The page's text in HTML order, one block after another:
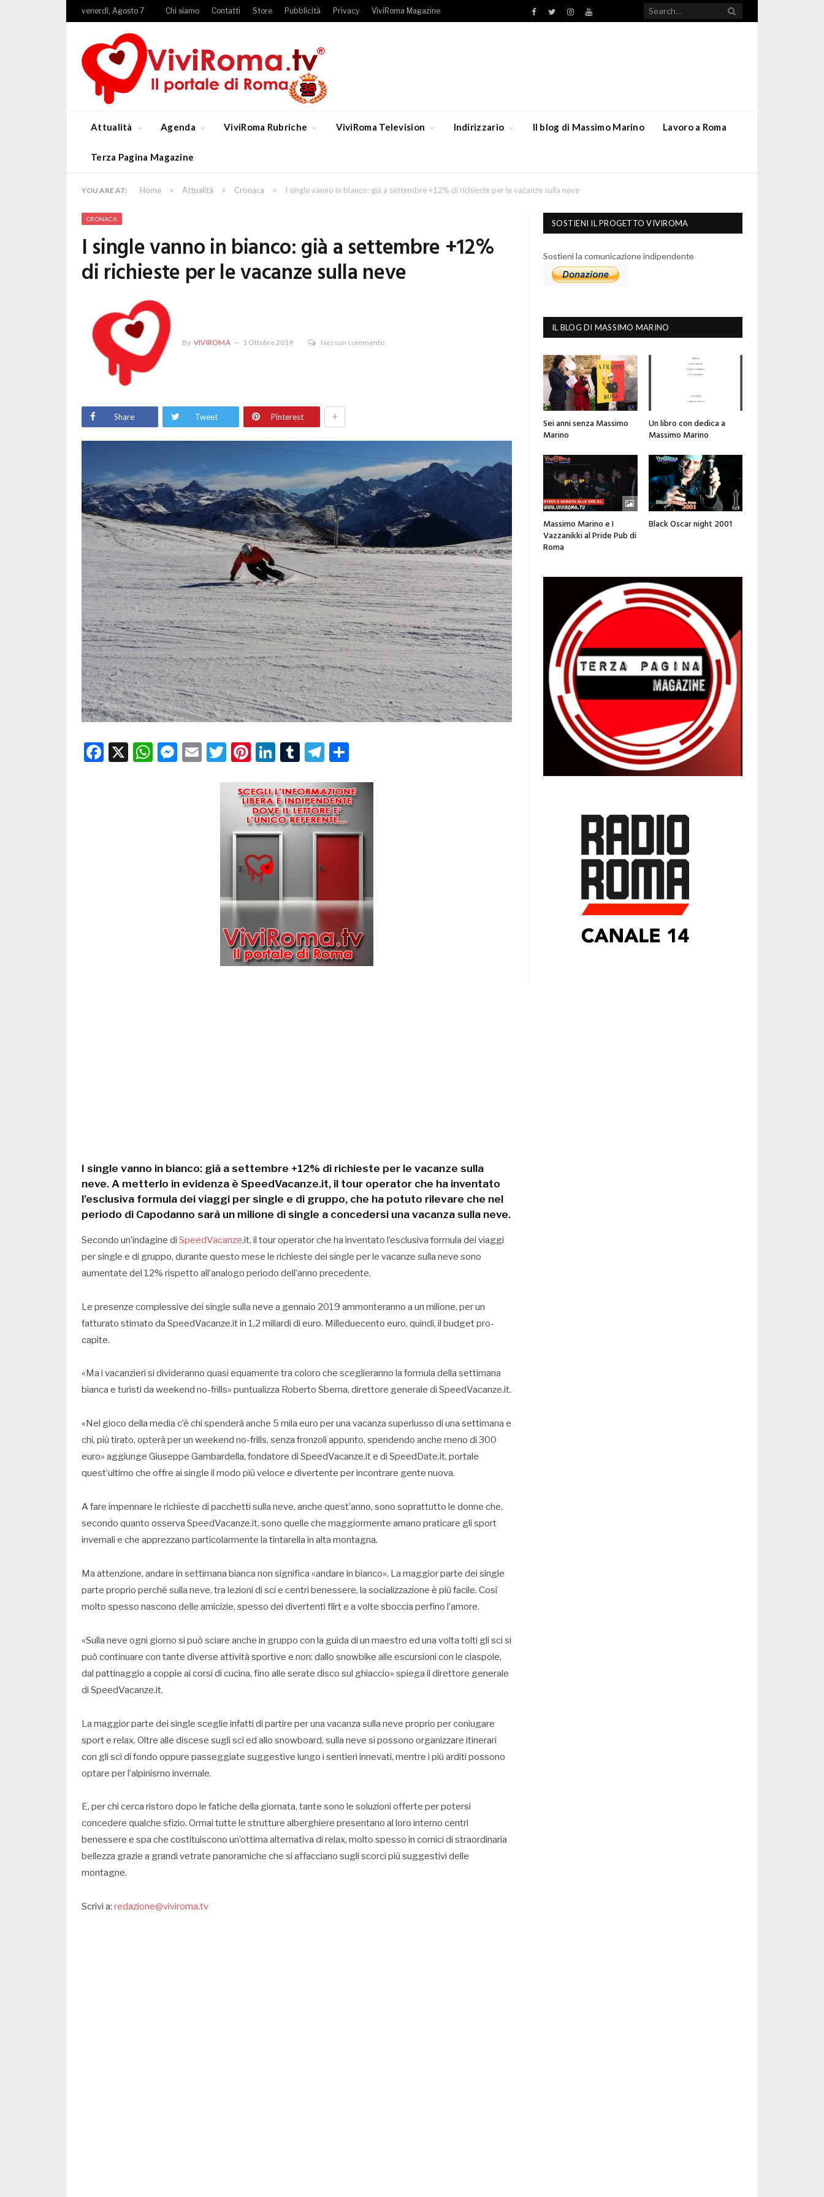
venerdì, Agosto 7 Chi siamo Contatti Store Pubblicità Privacy ViviRoma Magazine Facebook
TwitterInstagramYouTube
Attualità Agenda ViviRoma Rubriche ViviRoma Television Indirizzario Il blog di Massimo Marino Lavoro a Roma
Terza Pagina Magazine
YOU ARE AT: Home » Attualità » Cronaca » I single vanno in bianco: già a settembre +12% di richieste per le vacanze sulla neve
CRONACA
I single vanno in bianco: già a settembre +12%
di richieste per le vacanze sulla neve
By VIVIROMA 1 Ottobre 2019 Nessun commento
Share Tweet Pinterest +
Facebook
X WhatsApp
Messenger
EmailTwitter
Pinterest
LinkedIn
TumblrTelegram
I single vanno in bianco: già a settembre +12% di richieste per le vacanze sulla
neve. A metterlo in evidenza è SpeedVacanze.it, il tour operator che ha inventato
l’esclusiva formula dei viaggi per single e di gruppo, che ha potuto rilevare che nel
periodo di Capodanno sarà un milione di single a concedersi una vacanza sulla neve.
Secondo un’indagine di SpeedVacanze.it, il tour operator che ha inventato l’esclusiva formula dei viaggi
per single e di gruppo, durante questo mese le richieste dei single per le vacanze sulla neve sono
aumentate del 12% rispetto all’analogo periodo dell’anno precedente.
Le presenze complessive dei single sulla neve a gennaio 2019 ammonteranno a un milione, per un
fatturato stimato da SpeedVacanze.it in 1,2 miliardi di euro. Milleduecento euro, quindi, il budget pro-
capite.
«Ma i vacanzieri si divideranno quasi equamente tra coloro che sceglieranno la formula della settimana
bianca e turisti da weekend no-frills» puntualizza Roberto Sberna, direttore generale di SpeedVacanze.it.
«Nel gioco della media c’è chi spenderà anche 5 mila euro per una vacanza superlusso di una settimana e
chi, più tirato, opterà per un weekend no-frills, senza fronzoli appunto, spendendo anche meno di 300
euro» aggiunge Giuseppe Gambardella, fondatore di SpeedVacanze.it e di SpeedDate.it, portale
quest’ultimo che offre ai single il modo più veloce e divertente per incontrare gente nuova.
A fare impennare le richieste di pacchetti sulla neve, anche quest’anno, sono soprattutto le donne che,
secondo quanto osserva SpeedVacanze.it, sono quelle che maggiormente amano praticare gli sport
invernali e che apprezzano particolarmente la tintarella in alta montagna.
Ma attenzione, andare in settimana bianca non significa «andare in bianco». La maggior parte dei single
parte proprio perché sulla neve, tra lezioni di sci e centri benessere, la socializzazione è più facile. Così
molto spesso nascono delle amicizie, spesso dei divertenti flirt e a volte sboccia perfino l’amore.
«Sulla neve ogni giorno si può sciare anche in gruppo con la guida di un maestro ed una volta tolti gli sci si
può continuare con tante diverse attività sportive e non: dallo snowbike alle escursioni con le ciaspole,
dal pattinaggio a coppie ai corsi di cucina, fino alle serate disco sul ghiaccio» spiega il direttore generale
di SpeedVacanze.it.
La maggior parte dei single sceglie infatti di partire per una vacanza sulla neve proprio per coniugare
sport e relax. Oltre alle discese sugli sci ed allo snowboard, sulla neve si possono organizzare itinerari
con gli sci di fondo oppure passeggiate suggestive lungo i sentieri innevati, mentre i più arditi possono
optare per l’alpinismo invernale.
E, per chi cerca ristoro dopo le fatiche della giornata, tante sono le soluzioni offerte per potersi
concedere qualche sfizio. Ormai tutte le strutture alberghiere presentano al loro interno centri
benessere e spa che costituiscono un’ottima alternativa di relax, molto spesso in cornici di straordinaria
bellezza grazie a grandi vetrate panoramiche che si affacciano sugli scorci più suggestivi delle
montagne.
Scrivi a: redazione@viviroma.tv
SOSTIENI IL PROGETTO VIVIROMA
Sostieni la comunicazione indipendente
IL BLOG DI MASSIMO MARINO
Sei anni senza Massimo
Marino
Un libro con dedica a
Massimo Marino
Massimo Marino e I
Vazzanikki al Pride Pub di
Roma
Black Oscar night 2001